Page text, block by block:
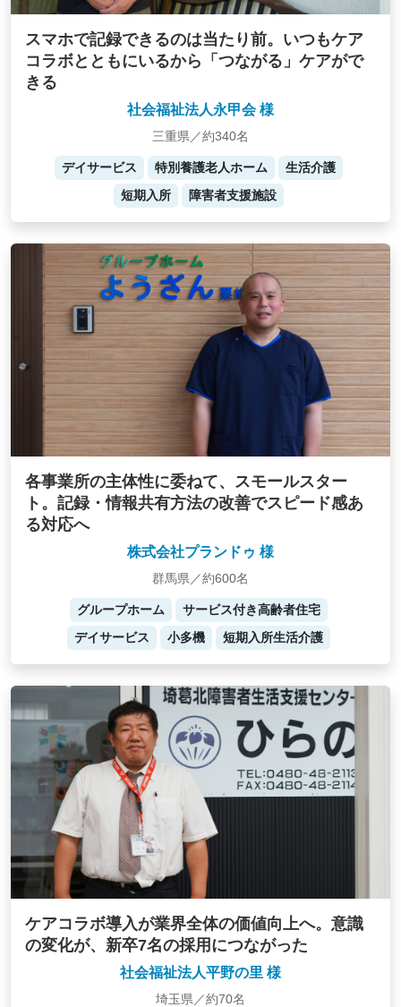
スマホで記録できるのは当たり前。いつもケア
コラボとともにいるから「つながる」ケアがで
きる
社会福祉法人永甲会 様
三重県／約340名
デイサービス 特別養護老人ホーム
生活介護
短期入所
障害者支援施設
各事業所の主体性に委ねて、スモールスター
ト。記録・情報共有方法の改善でスピード感あ
る対応へ
株式会社プランドゥ 様
群馬県／約600名
グループホーム
サービス付き高齢者住宅
デイサービス
小多機 短期入所生活介護
ケアコラボ導入が業界全体の価値向上へ。意識
の変化が、新卒7名の採用につながった
社会福祉法人平野の里 様
埼玉県／約70名